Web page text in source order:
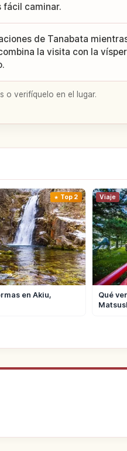
fácil caminar.
de Tanabata
la visita con la
o verifíquelo en el lugar.
Top 2
en Akiu,
Viaje
Qué